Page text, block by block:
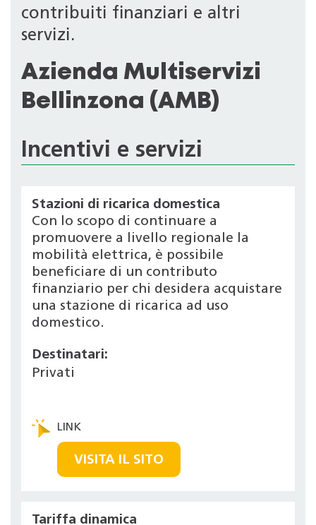
contribuiti finanziari e altri
servizi.
Azienda Multiservizi
Bellinzona (AMB)
Incentivi e servizi
Stazioni di ricarica domestica
Con lo scopo di continuare a
promuovere a livello regionale la
mobilità elettrica, è possibile
beneficiare di un contributo
finanziario per chi desidera acquistare
una stazione di ricarica ad uso
domestico.
Destinatari:
Privati
VISITA IL SITO
Tariffa dinamica